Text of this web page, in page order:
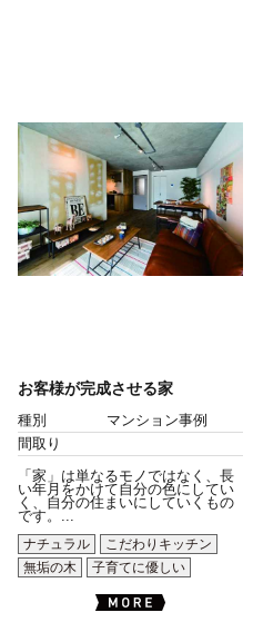
お客様が完成させる家
種別
マンション事例
間取り
「家」は単なるモノではなく、長
い年月をかけて自分の色にしてい
く、自分の住まいにしていくもの
です。...
ナチュラル
こだわりキッチン
無垢の木
子育てに優しい